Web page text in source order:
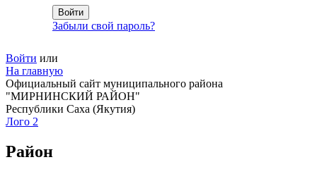
Забыли свой пароль?
Войти или
На главную
Официальный сайт муниципального района
"МИРНИНСКИЙ РАЙОН"
Республики Саха (Якутия)
Лого 2
Район